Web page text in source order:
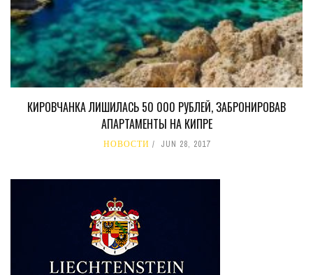
КИРОВЧАНКА ЛИШИЛАСЬ 50 000 РУБЛЕЙ, ЗАБРОНИРОВАВ
АПАРТАМЕНТЫ НА КИПРЕ
НОВОСТИ JUN 28, 2017